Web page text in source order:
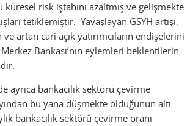
küresel risk iştahını azaltmış ve gelişmekte
tetiklemiştir. Yavaşlayan GSYH artışı,
artan cari açık yatırımcıların endişelerini
Bankası’nın eylemleri beklentilerin
ayrıca bankacılık sektörü çevirme
bu yana düşmekte olduğunun altı
bankacılık sektörü çevirme oranı